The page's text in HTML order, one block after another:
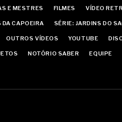
E MESTRES FILMES VÍDEO
DA CAPOEIRA SÉRIE: JARDINS DO
OUTROS VÍDEOS YOUTUBE
NOTÓRIO SABER EQUIPE